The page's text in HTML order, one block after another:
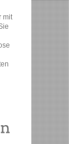
mit